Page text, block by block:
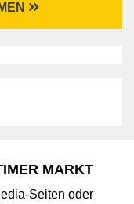
MARKT
Seiten oder